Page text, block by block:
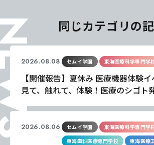
同じカテゴリの
2026.08.08 セムイ学園 東海医療科学専門学
【開催報告】夏休み 医療機器体験
見て、触れて、体験！医療のシゴト
2026.08.06 セムイ学園
東海医療科学専門学
東海歯科医療専門学校
東海医療